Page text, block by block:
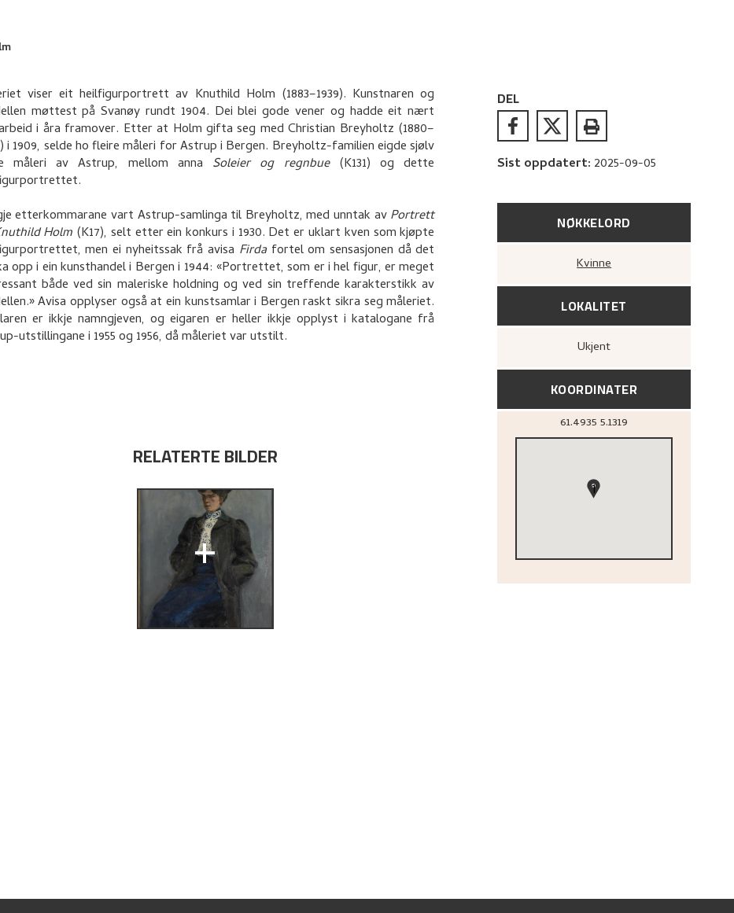
viser eit heilfigurportrett av Knuthild Holm (1883–1939). Kunstnaren og
møttest på Svanøy rundt 1904. Dei blei gode vener og hadde eit nært
i åra framover. Etter at Holm gifta seg med Christian Breyholtz (1880–
i 1909, selde ho fleire måleri for Astrup i Bergen. Breyholtz-familien eigde sjølv
måleri av Astrup, mellom anna Soleier og regnbue (K131) og dette
etterkommarane vart Astrup-samlinga til Breyholtz, med unntak avPortrett
Holm (K17), selt etter ein konkurs i 1930. Det er uklart kven som kjøpte
men ei nyheitssak frå avisa Firdafortel om sensasjonen då det
opp i ein kunsthandel i Bergen i 1944: «Portrettet, som er i hel figur, er meget
både ved sin maleriske holdning og ved sin treffende karakterstikk av
Avisa opplyser også at ein kunstsamlar i Bergen raskt sikra seg måleriet.
er ikkje namngjeven, og eigaren er heller ikkje opplyst i katalogane frå
utstillingane i 1955 og 1956, då måleriet var utstilt.
RELATERTE BILDER
+
DEL
Sist oppdatert: 2025-09-05
NØKKELORD
Kvinne
LOKALITET
Ukjent
KOORDINATER
61.4935 5.1319
1